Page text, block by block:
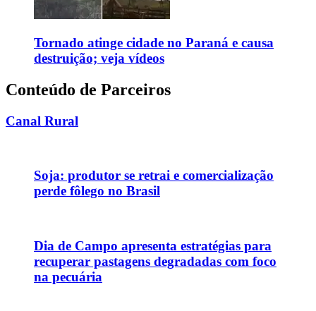
Tornado atinge cidade no Paraná e causa
destruição; veja vídeos
Conteúdo de Parceiros
Canal Rural
Soja: produtor se retrai e comercialização
perde fôlego no Brasil
Dia de Campo apresenta estratégias para
recuperar pastagens degradadas com foco
na pecuária